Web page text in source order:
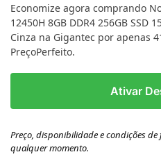
Economize agora comprando
12450H 8GB DDR4 256GB SSD
Cinza na Gigantec por apenas
PreçoPerfeito.
Ativar
Preço, disponibilidade e condições
qualquer momento.